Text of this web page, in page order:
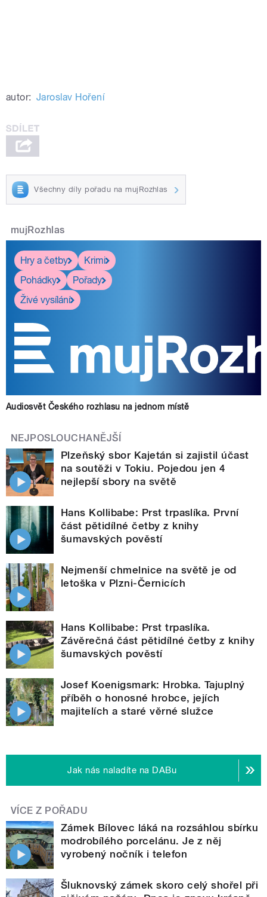
autor: Jaroslav Hoření
Všechny díly pořadu na mujRozhlas
mujRozhlas
Hry a četby
Krimi
Pohádky
Pořady
Živé vysílání
Audiosvět Českého rozhlasu na jednom místě
NEJPOSLOUCHANĚJŠÍ
Plzeňský sbor Kajetán si zajistil účast
na soutěži v Tokiu. Pojedou jen 4
nejlepší sbory na světě
Hans Kollibabe: Prst trpaslíka. První
část pětidílné četby z knihy
šumavských pověstí
Nejmenší chmelnice na světě je od
letoška v Plzni-Černicích
Hans Kollibabe: Prst trpaslíka.
Závěrečná část pětidílné četby z knihy
šumavských pověstí
Josef Koenigsmark: Hrobka. Tajuplný
příběh o honosné hrobce, jejích
majitelích a staré věrné služce
Jak nás naladíte na DABu
VÍCE Z POŘADU
Zámek Bílovec láká na rozsáhlou sbírku
modrobílého porcelánu. Je z něj
vyrobený nočník i telefon
Šluknovský zámek skoro celý shořel při